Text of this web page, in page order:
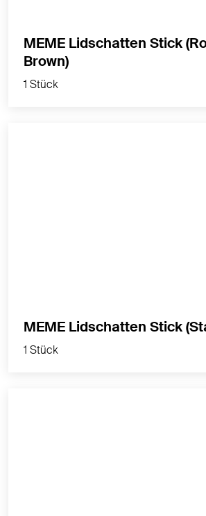
1 Stück
MEME Lidschatten Stick
Brown)
1 Stück
1 Stück
MEME Lidschatten Stick
1 Stück